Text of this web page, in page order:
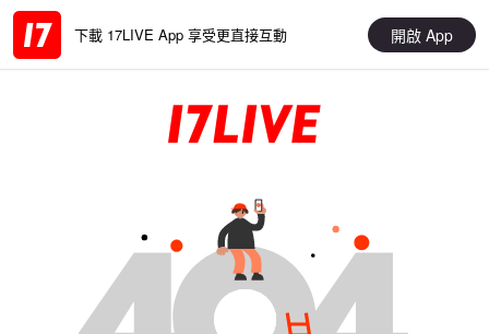
下載 17LIVE App 享受更直接互動 開啟 App